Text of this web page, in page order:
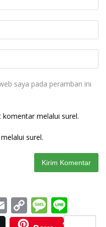
saya pada peramban ini
melalui surel.
surel.
E
m
C
o
M
e n